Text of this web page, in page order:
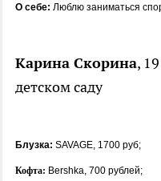
О себе: Люблю заниматься
Карина Скорина,
детском саду
Блузка: SAVAGE, 1700 руб;
Кофта: Bershka, 700 рублей;